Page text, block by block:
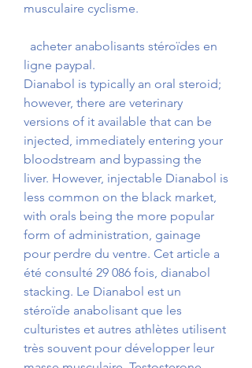
musculaire cyclisme.
ligne paypal.
Dianabol is typically an oral steroid;
however, there are veterinary
versions of it available that can be
injected, immediately entering your
bloodstream and bypassing the
liver. However, injectable Dianabol is
less common on the black market,
with orals being the more popular
form of administration, gainage
pour perdre du ventre. Cet article a
été consulté 29 086 fois, dianabol
stacking. Le Dianabol est un
stéroïde anabolisant que les
culturistes et autres athlètes utilisent
très souvent pour développer leur